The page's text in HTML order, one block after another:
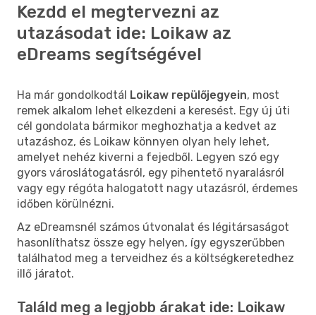
Kezdd el megtervezni az
utazásodat ide: Loikaw az
eDreams segítségével
Ha már gondolkodtál Loikaw repülőjegyein, most
remek alkalom lehet elkezdeni a keresést. Egy új úti
cél gondolata bármikor meghozhatja a kedvet az
utazáshoz, és Loikaw könnyen olyan hely lehet,
amelyet nehéz kiverni a fejedből. Legyen szó egy
gyors városlátogatásról, egy pihentető nyaralásról
vagy egy régóta halogatott nagy utazásról, érdemes
időben körülnézni.
Az eDreamsnél számos útvonalat és légitársaságot
hasonlíthatsz össze egy helyen, így egyszerűbben
találhatod meg a terveidhez és a költségkeretedhez
illő járatot.
Találd meg a legjobb árakat ide: Loikaw